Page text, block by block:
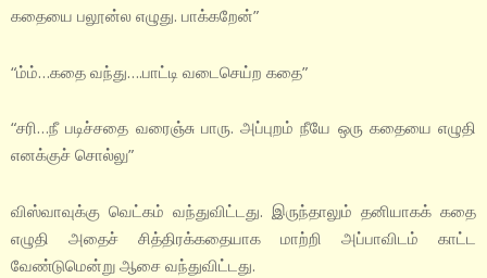
கதையை பலூன்ல எழுது. பாக்கறேன்”
“ம்ம்…கதை வந்து….பாட்டி வடைசெய்ற கதை”
“சரி…நீ படிச்சதை வரைஞ்சு பாரு. அப்புறம் நீயே ஒரு கதையை எழுதி
எனக்குச் சொல்லு”
விஸ்வாவுக்கு வெட்கம் வந்துவிட்டது. இருந்தாலும் தனியாகக் கதை
எழுதி அதைச் சித்திரக்கதையாக மாற்றி அப்பாவிடம் காட்ட
வேண்டுமென்று ஆசை வந்துவிட்டது.